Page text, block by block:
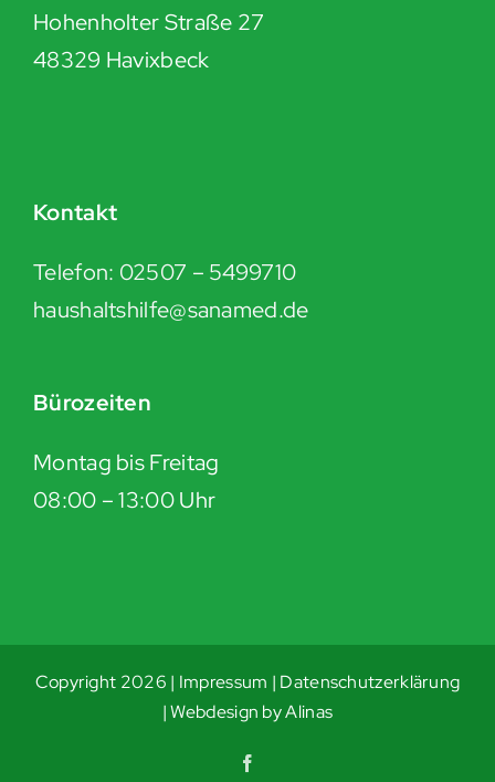
Hohenholter Straße 27
48329 Havixbeck
Kontakt
Telefon: 02507 – 5499710
haushaltshilfe@sanamed.de
Bürozeiten
Montag bis Freitag
08:00 – 13:00 Uhr
Copyright 2026 | Impressum | Datenschutzerklärung
|Webdesign by Alinas